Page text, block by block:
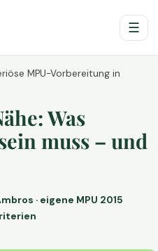
☰
MPU-Vorbereitung in
Was
muss – und
· eigene MPU 2015